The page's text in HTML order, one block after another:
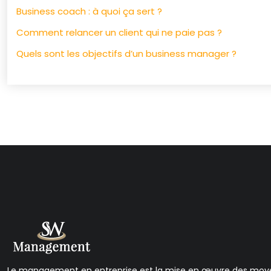
Business coach : à quoi ça sert ?
Comment relancer un client qui ne paie pas ?
Quels sont les objectifs d’un business manager ?